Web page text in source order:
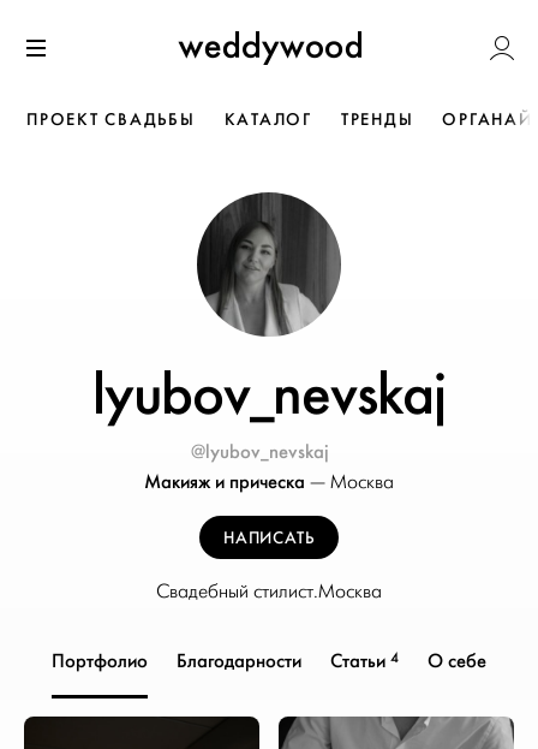
к содержанию
Weddywood
ПРОЕКТ СВАДЬБЫ КАТАЛОГ ТРЕНДЫ
lyubov_nevskaj
@lyubov_nevskaj
Макияж и прическа — Москва
НАПИСАТЬ
Свадебный стилист.Москва
Портфолио Благодарности Статьи 4 О себе